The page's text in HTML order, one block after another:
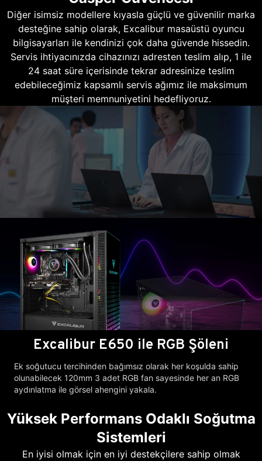
Diğer isimsiz modellere kıyasla güçlü ve güvenilir marka
desteğine sahip olarak, Excalibur masaüstü oyuncu
bilgisayarları ile kendinizi çok daha güvende hissedin.
Servis ihtiyacınızda cihazınızı adresten teslim alıp, 1 ile
24 saat süre içerisinde tekrar adresinize teslim
edebileceğimiz kapsamlı servis ağımız ile maksimum
müşteri memnuniyetini hedefliyoruz.
Excalibur E650 ile RGB Şöleni
Ek soğutucu tercihinden bağımsız olarak her koşulda sahip
olunabilecek 120mm 3 adet RGB fan sayesinde her an RGB
aydınlatma ile görsel ahengini yakala.
Yüksek Performans Odaklı Soğutma
Sistemleri
En iyisi olmak için en iyi destekçilere sahip olmak